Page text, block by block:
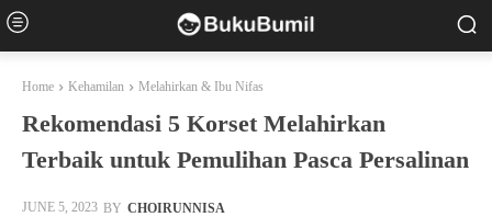
Home Kehamilan Melahirkan & Ibu Nifas
Rekomendasi 5 Korset Melahirkan
Terbaik untuk Pemulihan Pasca Persalinan
JUNE 5, 2023 BY CHOIRUNNISA